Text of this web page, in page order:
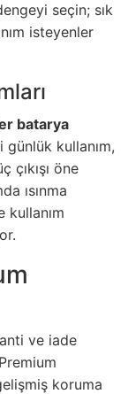
seçin; sık
isteyenler
batarya
günlük kullanım,
öne
ısınma
kullanım
ve iade
koruma